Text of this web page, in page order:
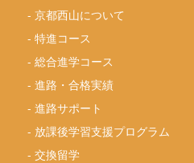
-京都西山について
-特進コース
-総合進学コース
-進路・合格実績
-進路サポート
- 放課後学習支援プログラム
-交換留学